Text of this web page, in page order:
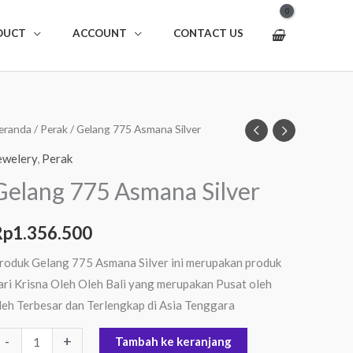
ACCOUNT CONTACT US
/ Perak/ Gelang 775 Asmana Silver
, Perak
775 Asmana Silver
1.356.500
Gelang 775 Asmana Silver ini merupakan produk
Krisna Oleh Oleh Bali yang merupakan Pusat oleh
Terbesar dan Terlengkap di Asia Tenggara
- + Tambah ke keranjang